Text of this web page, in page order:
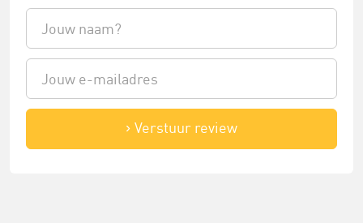
Verstuur review